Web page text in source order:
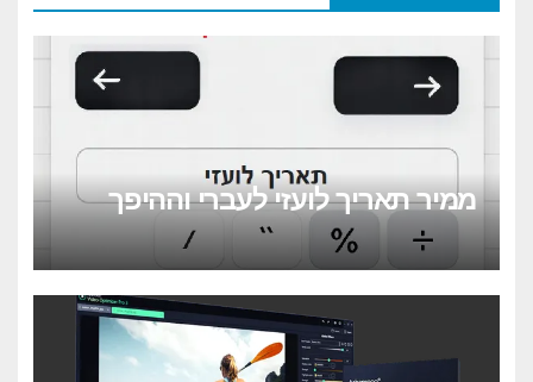
ממיר תאריך לועזי לעברי וההיפך